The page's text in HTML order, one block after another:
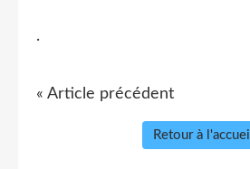
.
« Article précédent
Retour à l'accueil